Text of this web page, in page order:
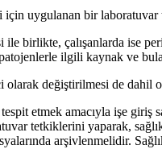
için uygulanan bir
birlikte, çalışanlarda ise
ilgili kaynak ve
değiştirilmesi de dahil
tespit etmek amacıyla işe
tetkiklerini yaparak,
arşivlenmelidir.